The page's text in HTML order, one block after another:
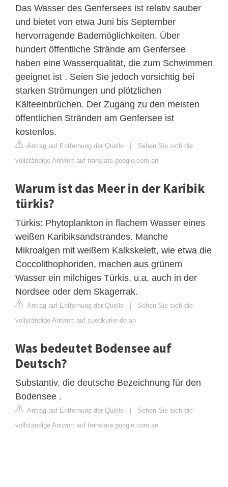
Das Wasser des Genfersees ist relativ sauber
und bietet von etwa Juni bis September
hervorragende Bademöglichkeiten. Über
hundert öffentliche Strände am Genfersee
haben eine Wasserqualität, die zum Schwimmen
geeignet ist . Seien Sie jedoch vorsichtig bei
starken Strömungen und plötzlichen
Kälteeinbrüchen. Der Zugang zu den meisten
öffentlichen Stränden am Genfersee ist
kostenlos.
Antrag auf Entfernung der Quelle | Sehen Sie sich die
vollständige Antwort auf translate.google.com an
Warum ist das Meer in der Karibik
türkis?
Türkis: Phytoplankton in flachem Wasser eines
weißen Karibiksandstrandes. Manche
Mikroalgen mit weißem Kalkskelett, wie etwa die
Coccolithophoriden, machen aus grünem
Wasser ein milchiges Türkis, u.a. auch in der
Nordsee oder dem Skagerrak.
Antrag auf Entfernung der Quelle | Sehen Sie sich die
vollständige Antwort auf suedkurier.de an
Was bedeutet Bodensee auf
Deutsch?
Substantiv. die deutsche Bezeichnung für den
Bodensee .
Antrag auf Entfernung der Quelle | Sehen Sie sich die
vollständige Antwort auf translate.google.com an